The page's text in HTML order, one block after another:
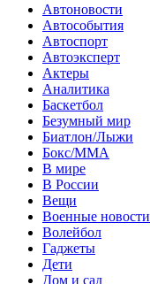
Автоновости
Автособытия
Автоспорт
Автоэксперт
Актеры
Аналитика
Баскетбол
Безумный мир
Биатлон/Лыжи
Бокс/MMA
В мире
В России
Вещи
Военные новости
Волейбол
Гаджеты
Дети
Дом и сад